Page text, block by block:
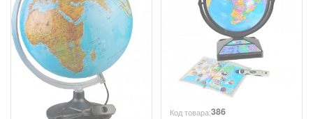
Код товара:386